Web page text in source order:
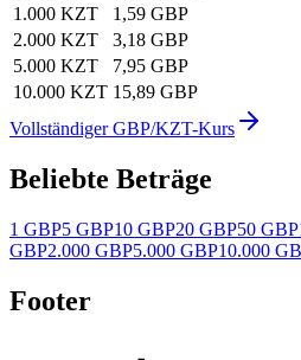
1.000 KZT
1,59 GBP
2.000 KZT
3,18 GBP
5.000 KZT
7,95 GBP
10.000 KZT 15,89 GBP
Vollständiger GBP/KZT-Kurs
Beliebte Beträge
1 GBP5 GBP10 GBP20 GBP50 GBP
GBP2.000 GBP5.000 GBP10.000
Footer